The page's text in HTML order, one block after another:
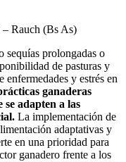
Rauch (Bs As)
sequías prolongadas o
de pasturas y
enfermedades y estrés en
ganaderas
se adapten a las
La implementación de
adaptativas y
en una prioridad para
ganadero frente a los